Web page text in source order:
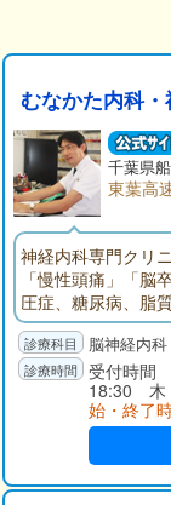
むなかた内科
千葉県
東葉高
神経内科専門クリ
「慢性頭痛」「脳
圧症、糖尿病、脂
ます。ふるえ、歩
ください。東葉高
太郎２階）。頭部
医、指導医。内
脳神経内
受付時間
18:30 木
始・終了